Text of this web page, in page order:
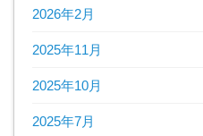
2026年2月
2025年11月
2025年10月
2025年7月